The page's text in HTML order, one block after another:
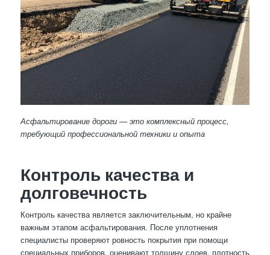
Асфальтирование дороги — это комплексный процесс,
требующий профессиональной техники и опыта
Контроль качества и
долговечность
Контроль качества является заключительным, но крайне
важным этапом асфальтирования. После уплотнения
специалисты проверяют ровность покрытия при помощи
специальных приборов, оценивают толщину слоев, плотность